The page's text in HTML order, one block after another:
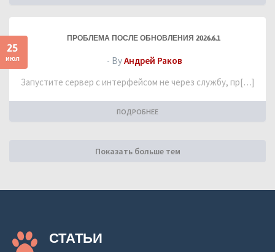
25
июл
ПРОБЛЕМА ПОСЛЕ ОБНОВЛЕНИЯ 2026.6.1
- ByАндрей Раков
Запустите сервер с интерфейсом не через службу, пр[…]
ПОДРОБНЕЕ
Показать больше тем
СТАТЬИ